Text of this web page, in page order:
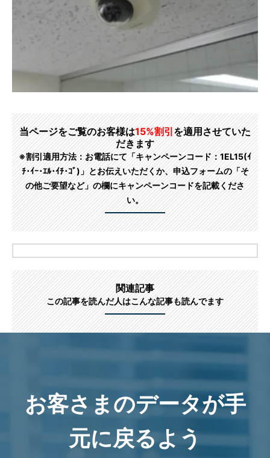
当ページをご覧のお客様は15%割引を適用させていた
だきます
※割引適用方法：お電話にて「キャンペーンコード：1EL15(ｲ
ﾁ･ｲｰ･ｴﾙ･ｲﾁ･ｺﾞ)」とお伝えいただくか、申込フォームの「そ
の他ご要望など」の欄にキャンペーンコードを記載くださ
い。
関連記事
この記事を読んだ人はこんな記事も読んでます
お客さまのデータが手
元に戻るよう